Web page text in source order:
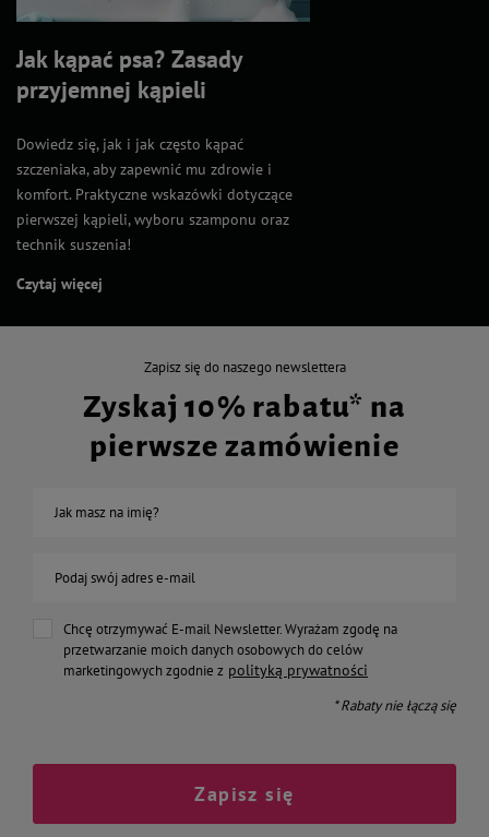
Jak kąpać psa? Zasady
przyjemnej kąpieli
Dowiedz się, jak i jak często kąpać
szczeniaka, aby zapewnić mu zdrowie i
komfort. Praktyczne wskazówki dotyczące
pierwszej kąpieli, wyboru szamponu oraz
technik suszenia!
Czytaj więcej
Zapisz się do naszego newslettera
Zyskaj 10% rabatu* na
pierwsze zamówienie
Jak masz na imię?
Podaj swój adres e-mail
Chcę otrzymywać E-mail Newsletter. Wyrażam zgodę na
przetwarzanie moich danych osobowych do celów
marketingowych zgodnie z polityką prywatności
* Rabaty nie łączą się
Zapisz się